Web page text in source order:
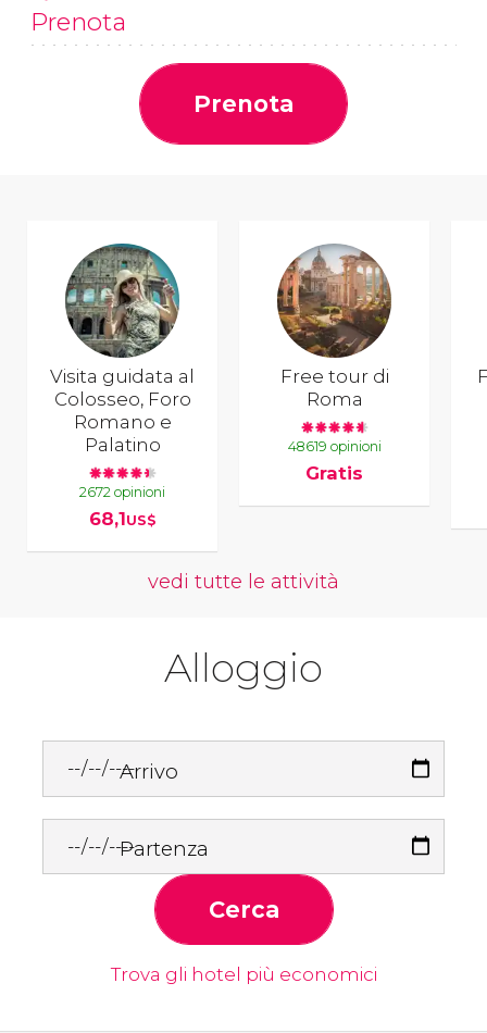
Prenota
Prenota
Visita guidata al
Colosseo, Foro
Romano e
Palatino
2672 opinioni
68,1US$
Free tour di
Roma
48619 opinioni
Gratis
vedi tutte le attività
Alloggio
Arrivo
Partenza
Cerca
Trova gli hotel più economici